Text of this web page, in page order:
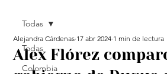
Todas
Colombia
Todas
Alex Flórez
Alejandra Cárdenas 17 abr 2024 1 min de lectura